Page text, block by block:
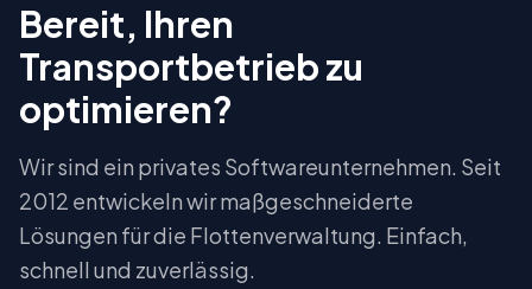
Bereit, Ihren
Transportbetrieb zu
optimieren?
Wir sind ein privates Softwareunternehmen. Seit
2012 entwickeln wir maßgeschneiderte
Lösungen für die Flottenverwaltung. Einfach,
schnell und zuverlässig.